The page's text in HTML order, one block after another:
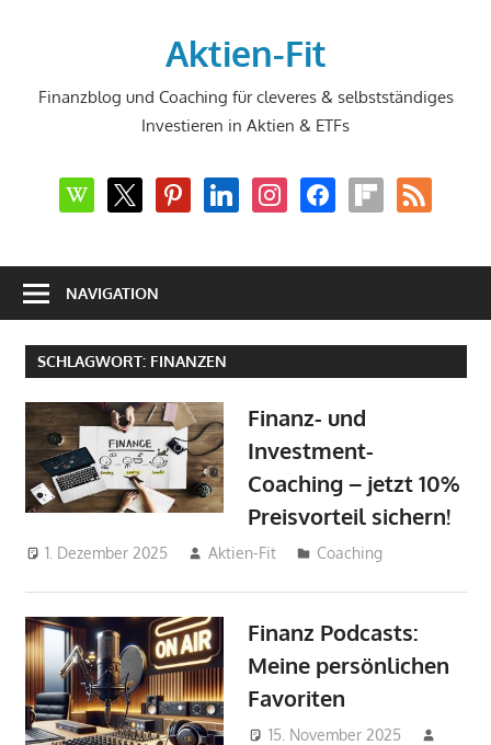
Aktien-Fit
Finanzblog und Coaching für cleveres & selbstständiges
Investieren in Aktien & ETFs
wikipedia
x pinterestlinkedininstagramfacebookflipboard
rss
NAVIGATION
SCHLAGWORT: FINANZEN
Finanz- und
Investment-
Coaching – jetzt 10%
Preisvorteil sichern!
1. Dezember 2025 Aktien-Fit Coaching
Finanz Podcasts:
Meine persönlichen
Favoriten
15. November 2025